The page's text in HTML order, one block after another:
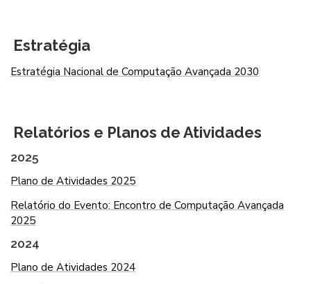
Estratégia
Estratégia Nacional de Computação Avançada 2030
Relatórios e Planos de Atividades
2025
Plano de Atividades 2025
Relatório do Evento: Encontro de Computação Avançada
2025
2024
Plano de Atividades 2024